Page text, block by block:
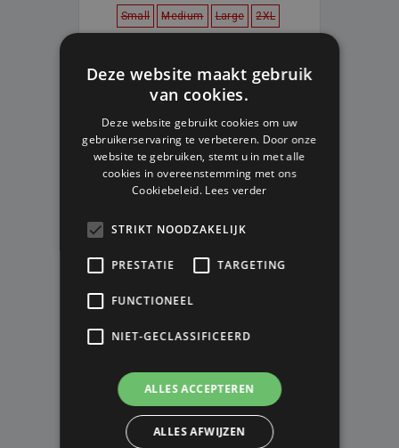
Small Medium Large 2XL
HOUD ME OP DE HOOGTE
VOORLOPIG NIET LEVERBAAR
BELGIUM AWAY SHIRT EK 2020 -
ADULTS
S 2XL
Deze website maakt gebruik
van cookies.
Deze website gebruikt cookies om uw
gebruikerservaring te verbeteren. Door onze
website te gebruiken, stemt u in met alle
cookies in overeenstemming met ons
Cookiebeleid. Lees verder
STRIKT NOODZAKELIJK
PRESTATIE TARGETING
FUNCTIONEEL
NIET-GECLASSIFICEERD
ALLES ACCEPTEREN
ALLES AFWIJZEN